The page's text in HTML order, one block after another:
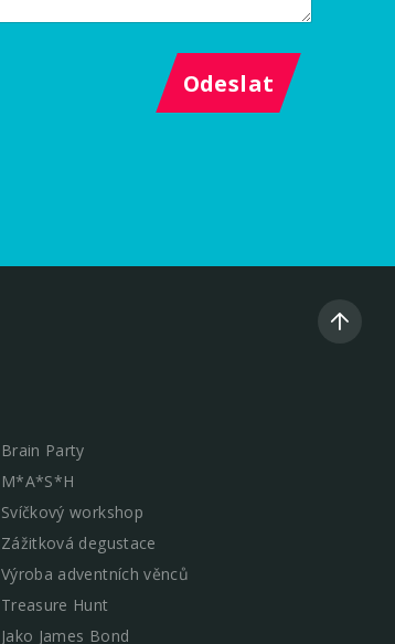
Odeslat
Brain Party
M*A*S*H
Svíčkový workshop
Zážitková degustace
Výroba adventních věnců
Treasure Hunt
Jako James Bond